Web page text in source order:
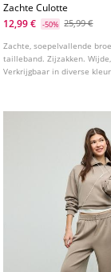
Zachte Culotte
12,99 €
-50% 25,99 €
Zachte, soepelvallende
tailleband. Zijzakken.
Verkrijgbaar in diverse